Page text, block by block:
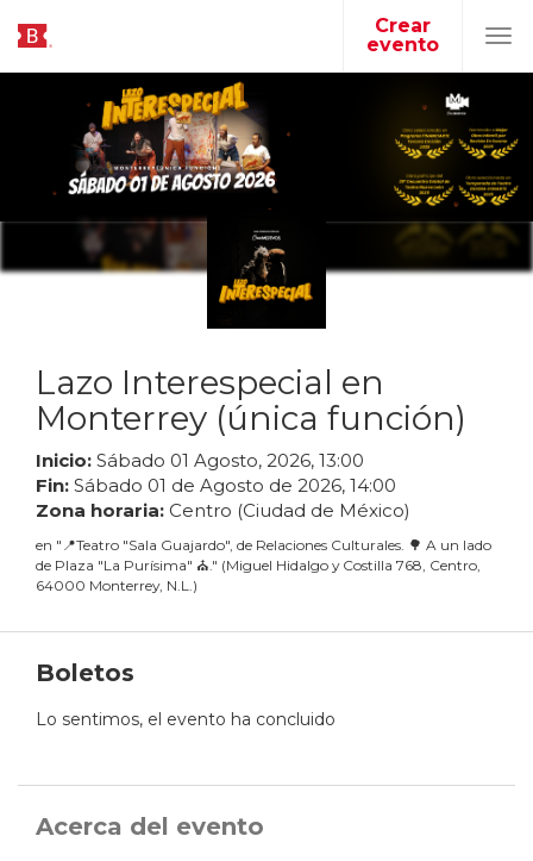
Crear
evento
Lazo Interespecial en
Monterrey (única función)
Inicio: Sábado 01 Agosto, 2026, 13:00
Fin: Sábado 01 de Agosto de 2026, 14:00
Zona horaria: Centro (Ciudad de México)
en " 📍Teatro "Sala Guajardo", de Relaciones Culturales. 🌳 A un lado
de Plaza "La Purísima" ⛪️." (Miguel Hidalgo y Costilla 768, Centro,
64000 Monterrey, N.L.)
Boletos
Lo sentimos, el evento ha concluido
Acerca del evento